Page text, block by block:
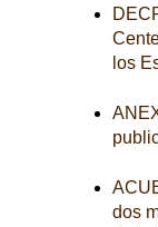
los
dos